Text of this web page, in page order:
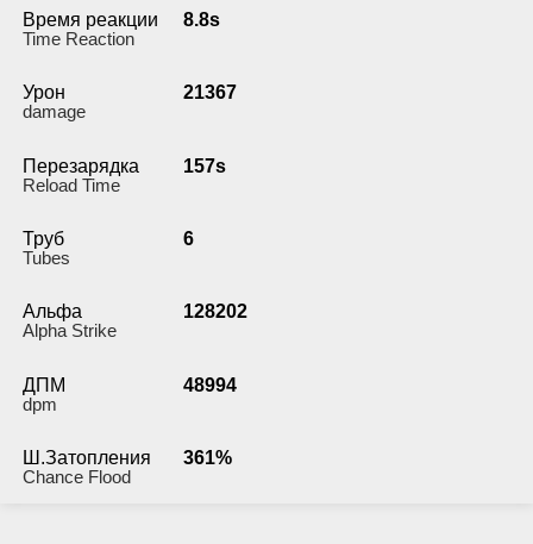
Время реакции
Time Reaction
8.8s
Урон
damage
21367
Перезарядка
Reload Time
157s
Труб
Tubes
6
Альфа
Alpha Strike
128202
ДПМ
dpm
48994
Ш.Затопления
Chance Flood
361%